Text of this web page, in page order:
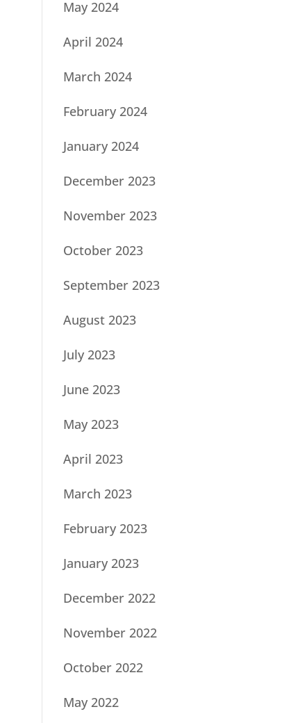
May 2024
April 2024
March 2024
February 2024
January 2024
December 2023
November 2023
October 2023
September 2023
August 2023
July 2023
June 2023
May 2023
April 2023
March 2023
February 2023
January 2023
December 2022
November 2022
October 2022
May 2022